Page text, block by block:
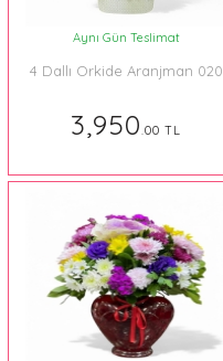
Aynı Gün Teslimat
4 Dallı Orkide Aranjman 020
3,950.00 TL